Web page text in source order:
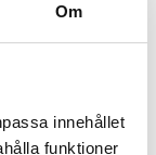
Om
innehållet
funktioner
tillverkas
Genom att
nytt material: